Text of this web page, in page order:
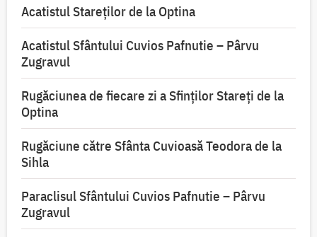
Acatistul Stareţilor de la Optina
Acatistul Sfântului Cuvios Pafnutie – Pârvu
Zugravul
Rugăciunea de fiecare zi a Sfinților Stareți de la
Optina
Rugăciune către Sfânta Cuvioasă Teodora de la
Sihla
Paraclisul Sfântului Cuvios Pafnutie – Pârvu
Zugravul